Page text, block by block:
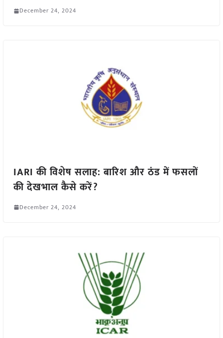
December 24, 2024
IARI की विशेष सलाह: बारिश और ठंड में फसलों
की देखभाल कैसे करें?
December 24, 2024